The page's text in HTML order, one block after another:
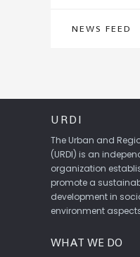
NEWS FEED
URDI
The Urban and
(URDI) is an
organization
promote a
development in
environment
WHAT WE DO